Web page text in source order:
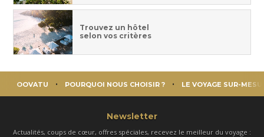
Trouvez un hôtel
selon vos critères
OOVATU POURQUOI NOUS CHOISIR ? LE VOYAGE SUR-
Newsletter
Actualités, coups de cœur, offres spéciales, recevez le meilleur du voyage :